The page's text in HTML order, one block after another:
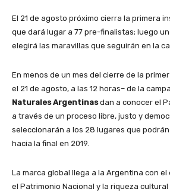
El 21 de agosto próximo cierra la primera
que dará lugar a 77 pre-finalistas; luego
elegirá las maravillas que seguirán en la
En menos de un mes del cierre de la
el 21 de agosto, a las 12 horas– de la
Naturales Argentinasdan a conocer el
a través de un proceso libre, justo y
seleccionarán a los 28 lugares que
hacia la final en 2019.
La marca global llega a la Argentina con
el Patrimonio Nacional y la riqueza